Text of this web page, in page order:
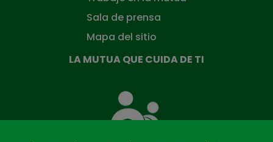
Sala de prensa
Mapa del sitio
LA MUTUA QUE CUIDA DE TI
Mutua
que